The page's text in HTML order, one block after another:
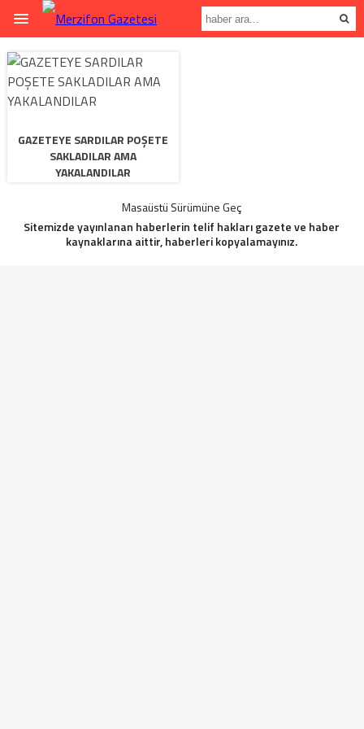
GAZETEYE SARDILAR POŞETE
SAKLADILAR AMA
YAKALANDILAR
Masaüstü Sürümüne Geç
Sitemizde yayınlanan haberlerin telif hakları gazete ve haber
kaynaklarına aittir, haberleri kopyalamayınız.